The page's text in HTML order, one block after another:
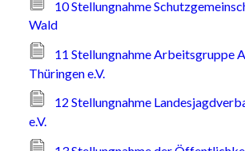
10 Stellungnahme
Wald
11 Stellungnahme Arbeitsgruppe
Thüringen e.V.
12 Stellungnahme
e.V.